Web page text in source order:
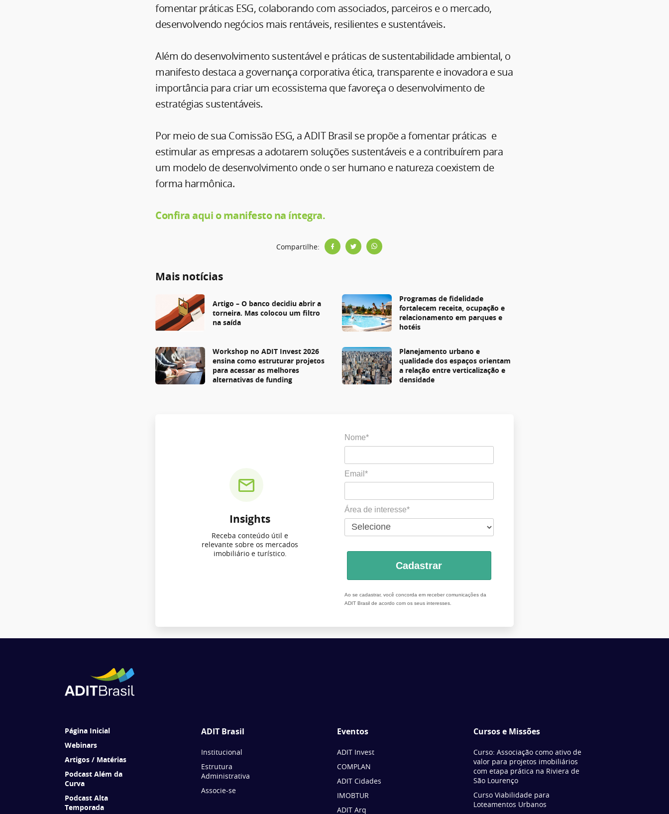
fomentar práticas ESG, colaborando com associados, parceiros e o mercado,
desenvolvendo negócios mais rentáveis, resilientes e sustentáveis.
Além do desenvolvimento sustentável e práticas de sustentabilidade ambiental, o
manifesto destaca a governança corporativa ética, transparente e inovadora e sua
importância para criar um ecossistema que favoreça o desenvolvimento de
estratégias sustentáveis.
Por meio de sua Comissão ESG, a ADIT Brasil se propõe a fomentar práticas e
estimular as empresas a adotarem soluções sustentáveis e a contribuírem para
um modelo de desenvolvimento onde o ser humano e natureza coexistem de
forma harmônica.
Confira aqui o manifesto na íntegra.
Compartilhe:
Mais notícias
Artigo – O banco decidiu abrir a
torneira. Mas colocou um filtro
na saída
Programas de fidelidade
fortalecem receita, ocupação e
relacionamento em parques e
hotéis
Workshop no ADIT Invest 2026
ensina como estruturar projetos
para acessar as melhores
alternativas de funding
Planejamento urbano e
qualidade dos espaços orientam
a relação entre verticalização e
densidade
Insights
Receba conteúdo útil e
relevante sobre os mercados
imobiliário e turístico.
Nome*
Email*
Área de interesse*
Cadastrar
Ao se cadastrar, você concorda em receber comunicações da
ADIT Brasil de acordo com os seus interesses.
Página Inicial
Webinars
Artigos / Matérias
Podcast Além da
Curva
Podcast Alta
Temporada
ADIT Brasil
Institucional
Estrutura
Administrativa
Associe-se
Eventos
ADIT Invest
COMPLAN
ADIT Cidades
IMOBTUR
ADIT Arq
Cursos e Missões
Curso: Associação como ativo de
valor para projetos imobiliários
com etapa prática na Riviera de
São Lourenço
Curso Viabilidade para
Loteamentos Urbanos